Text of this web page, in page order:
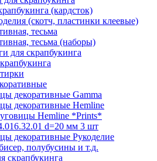
(кардсток)
(скотч, пластинки клеевые)
тесьма
тесьма (наборы)
для скрапбукинга
декоративные Gamma
декоративные Hemline
Hemline *Prints*
d=20 мм 3 шт
декоративные Рукоделие
полубусины и т.д.
скрапбукинга